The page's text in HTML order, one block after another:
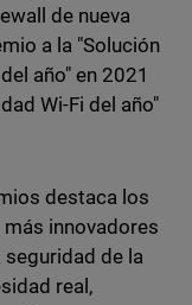
de nueva
a la "Solución
año" en 2021
Wi-Fi del año"
destaca los
innovadores
de la
real,